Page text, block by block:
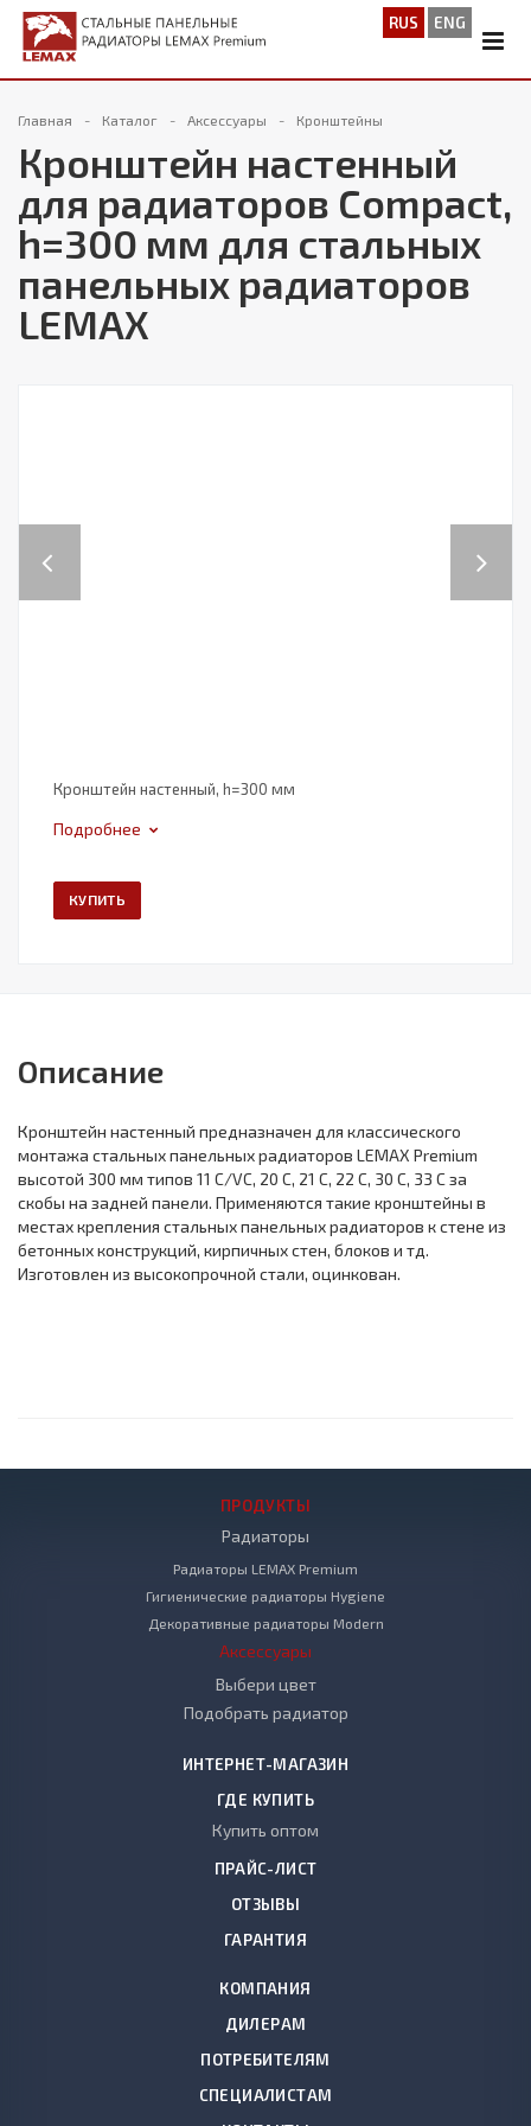
RUS ENG
Главная Каталог Аксессуары Кронштейны
Кронштейн настенный
для радиаторов Compact,
h=300 мм для стальных
панельных радиаторов
LEMAX
Кронштейн настенный, h=300 мм
Подробнее
КУПИТЬ
Описание
Кронштейн настенный предназначен для классического
монтажа стальных панельных радиаторов LEMAX Premium
высотой 300 мм типов 11 С/VC, 20 С, 21 С, 22 С, 30 С, 33 С за
скобы на задней панели. Применяются такие кронштейны в
местах крепления стальных панельных радиаторов к стене из
бетонных конструкций, кирпичных стен, блоков и тд.
Изготовлен из высокопрочной стали, оцинкован.
ПРОДУКТЫ
Радиаторы
Радиаторы LEMAX Premium
Гигиенические радиаторы Hygiene
Декоративные радиаторы Modern
Аксессуары
Выбери цвет
Подобрать радиатор
ИНТЕРНЕТ-МАГАЗИН
ГДЕ КУПИТЬ
Купить оптом
ПРАЙС-ЛИСТ
ОТЗЫВЫ
ГАРАНТИЯ
КОМПАНИЯ
ДИЛЕРАМ
ПОТРЕБИТЕЛЯМ
СПЕЦИАЛИСТАМ